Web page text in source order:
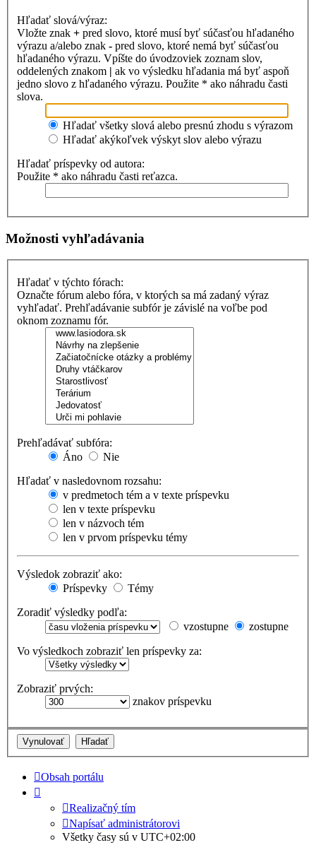
Hľadať slová/výraz:
Vložte znak + pred slovo, ktoré musí byť súčasťou hľadaného
výrazu a/alebo znak - pred slovo, ktoré nemá byť súčasťou
hľadaného výrazu. Vpíšte do úvodzoviek zoznam slov,
oddelených znakom | ak vo výsledku hľadania má byť aspoň
jedno slovo z hľadaného výrazu. Použite * ako náhradu časti
slova.
Hľadať všetky slová alebo presnú zhodu s výrazom
Hľadať akýkoľvek výskyt slov alebo výrazu
Hľadať príspevky od autora:
Použite * ako náhradu časti reťazca.
Možnosti vyhľadávania
Hľadať v týchto fórach:
Označte fórum alebo fóra, v ktorých sa má zadaný výraz
vyhľadať. Prehľadávanie subfór je závislé na voľbe pod
oknom zoznamu fór.
Prehľadávať subfóra:
Áno
Nie
Hľadať v nasledovnom rozsahu:
v predmetoch tém a v texte príspevku
len v texte príspevku
len v názvoch tém
len v prvom príspevku témy
Výsledok zobraziť ako:
Príspevky
Témy
Zoradiť výsledky podľa:
vzostupne
zostupne
Vo výsledkoch zobraziť len príspevky za:
Zobraziť prvých:
znakov príspevku
Obsah portálu
Realizačný tím
Napísať administrátorovi
Všetky časy sú v UTC+02:00